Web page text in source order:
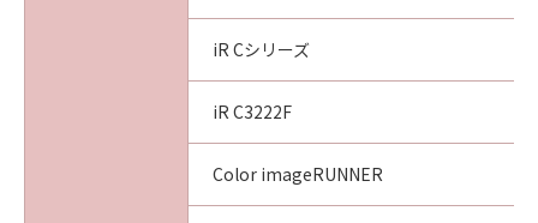
iR Cシリーズ
iR C3222F
Color imageRUNNER